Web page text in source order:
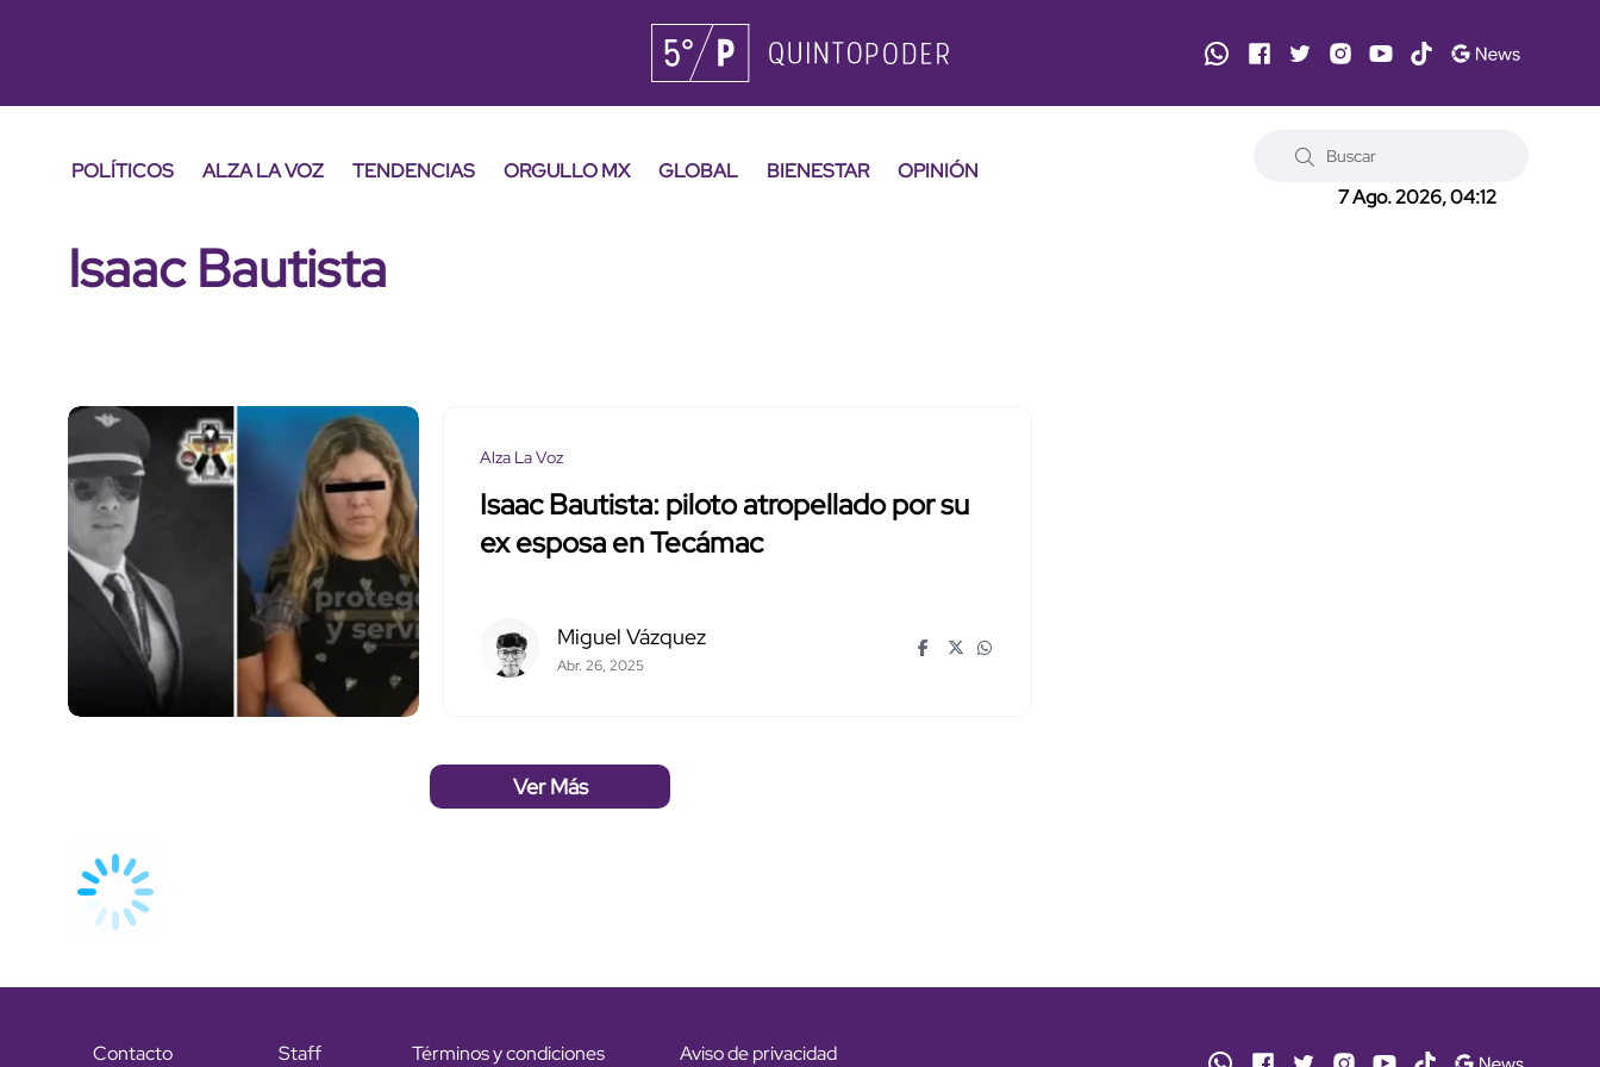
POLÍTICOS ALZA LA VOZ TENDENCIAS ORGULLO MX GLOBAL BIENESTAR
OPINIÓN
7 Ago. 2026, 04:12
Isaac Bautista
Alza La Voz
Isaac Bautista: piloto atropellado por su
ex esposa en Tecámac
Miguel Vázquez
Abr. 26, 2025
Ver Más
Contacto Staff Términos y condiciones Aviso de privacidad